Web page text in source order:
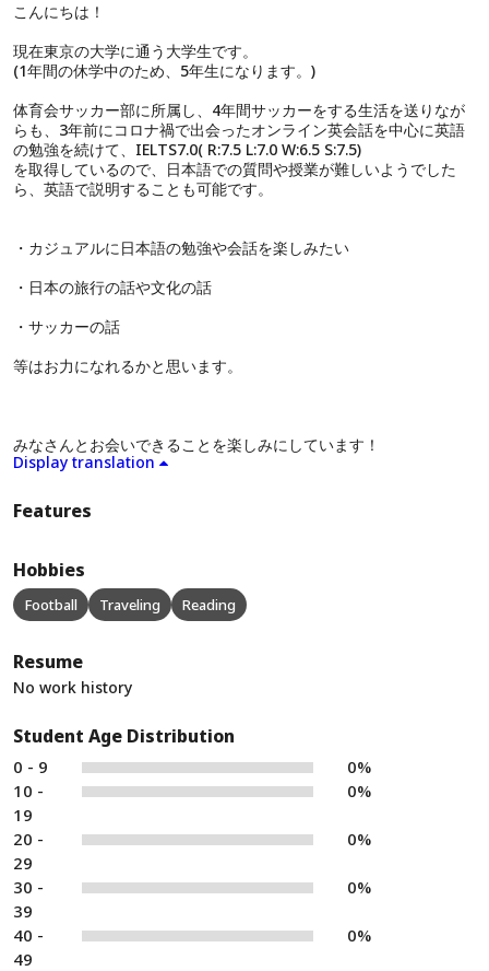
こんにちは！
現在東京の大学に通う大学生です。
(1年間の休学中のため、5年生になります。)
体育会サッカー部に所属し、4年間サッカーをする生活を送りなが
らも、3年前にコロナ禍で出会ったオンライン英会話を中心に英語
の勉強を続けて、IELTS7.0( R:7.5 L:7.0 W:6.5 S:7.5)
を取得しているので、日本語での質問や授業が難しいようでした
ら、英語で説明することも可能です。
・カジュアルに日本語の勉強や会話を楽しみたい
・日本の旅行の話や文化の話
・サッカーの話
等はお力になれるかと思います。
みなさんとお会いできることを楽しみにしています！
Display translation
Features
Hobbies
Football Traveling Reading
Resume
No work history
Student Age Distribution
0 - 9
0%
10 -
19
0%
20 -
29
0%
30 -
39
0%
40 -
49
0%